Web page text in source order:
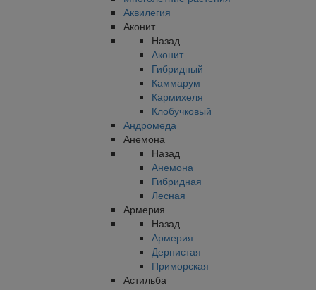
Аквилегия
Аконит
Назад
Аконит
Гибридный
Каммарум
Кармихеля
Клобучковый
Андромеда
Анемона
Назад
Анемона
Гибридная
Лесная
Армерия
Назад
Армерия
Дернистая
Приморская
Астильба